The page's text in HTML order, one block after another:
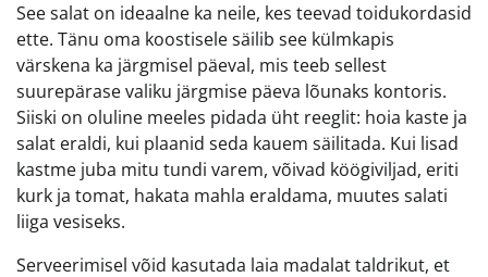
See salat on ideaalne ka neile, kes teevad toidukordasid
ette. Tänu oma koostisele säilib see külmkapis
värskena ka järgmisel päeval, mis teeb sellest
suurepärase valiku järgmise päeva lõunaks kontoris.
Siiski on oluline meeles pidada üht reeglit: hoia kaste ja
salat eraldi, kui plaanid seda kauem säilitada. Kui lisad
kastme juba mitu tundi varem, võivad köögiviljad, eriti
kurk ja tomat, hakata mahla eraldama, muutes salati
liiga vesiseks.
Serveerimisel võid kasutada laia madalat taldrikut, et